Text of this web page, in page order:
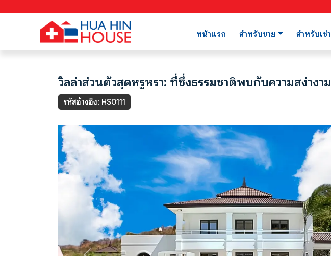
หน้าแรก สำหรับขาย สำหรับเช่า
วิลล่าส่วนตัวสุดหรูหรา: ที่ซึ่งธรรมชาติพบกับความสง่างาม
รหัสอ้างอิง: HS0111